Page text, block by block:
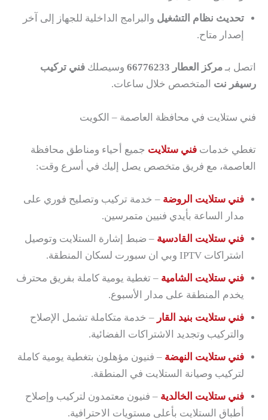
تحديث نظام التشغيل والبرامج الداخلية للجهاز إلى آخر
إصدار متاح.
اتصل بـ مركز العطار 66776233 وسيصلك فني تركيب
رسيفر نت المتخصص خلال ساعات.
فني ستلايت في محافظة العاصمة – الكويت
تغطي خدمات فني ستلايت جميع أحياء ومناطق محافظة
العاصمة، مع فريق متخصص يصل إليك في أسرع وقت:
فني ستلايت الروضة – خدمة تركيب وتصليح فوري على
مدار الساعة بأيدي فنيين متمرسين.
فني ستلايت القادسية – ضبط إشارة الستلايت وتوصيل
اشتراكات IPTV وبي ان سبورت لسكان المنطقة.
فني ستلايت الشامية – تغطية يومية كاملة بفريق محترف
يخدم المنطقة على مدار الأسبوع.
فني ستلايت بنيد القار – خدمة متكاملة تشمل الإصلاح
والتركيب وتجديد الاشتراكات الفضائية.
فني ستلايت النهضة – فنيون مؤهلون بتغطية يومية كاملة
لتركيب وصيانة الستلايت في المنطقة.
فني ستلايت الخالدية – فنيون معتمدون لتركيب وإصلاح
أطباق الستلايت بأعلى مستويات الاحترافية.